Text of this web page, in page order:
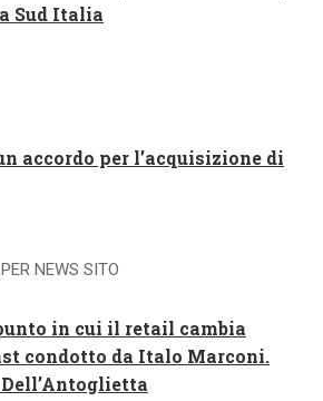
Sud Italia
accordo per l’acquisizione di
in cui il retail cambia
condotto da Italo Marconi.